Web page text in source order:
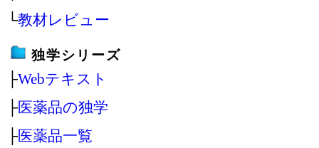
└教材レビュー
独学シリーズ
├Webテキスト
├医薬品の独学
├医薬品一覧